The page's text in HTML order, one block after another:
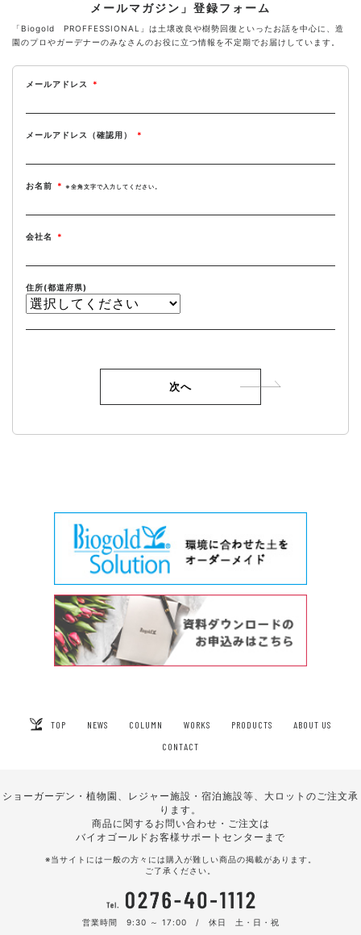
メールマガジン」登録フォーム
「Biogold PROFFESSIONAL」は土壌改良や樹勢回復といったお話を中心に、造
園のプロやガーデナーのみなさんのお役に立つ情報を不定期でお届けしています。
メールアドレス *
メールアドレス（確認用） *
お名前 * ※全角文字で入力してください。
会社名 *
住所(都道府県)
TOP NEWS COLUMN WORKS PRODUCTS
ABOUT US
CONTACT
ショーガーデン・植物園、レジャー施設・宿泊施設等、大ロットのご注文承
ります。
商品に関するお問い合わせ・ご注文は
バイオゴールドお客様サポートセンターまで
※当サイトには一般の方々には購入が難しい商品の掲載があります。
ご了承ください。
営業時間 9:30 ～ 17:00 / 休日 土・日・祝